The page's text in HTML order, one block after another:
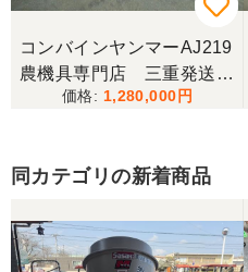
香川県／西川忠洋
丁寧な対応をしていた
ることができました。
し、修理の目途が無い
けることが出来て大満
10月にコンバインを
川県から熊本県まで運
械の説明をしていただ
コンバインヤンマーAJ219
農機具専門店 三重発送整
備済み
1,280,000
同カテゴリの新着商品